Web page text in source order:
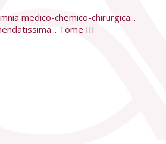
medico-chemico-chirurgica...
Tome III